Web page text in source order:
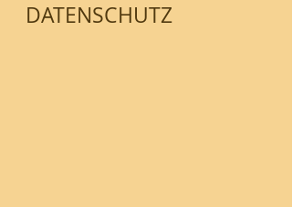
DATENSCHUTZ